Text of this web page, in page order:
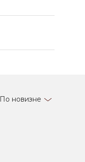
По новизне